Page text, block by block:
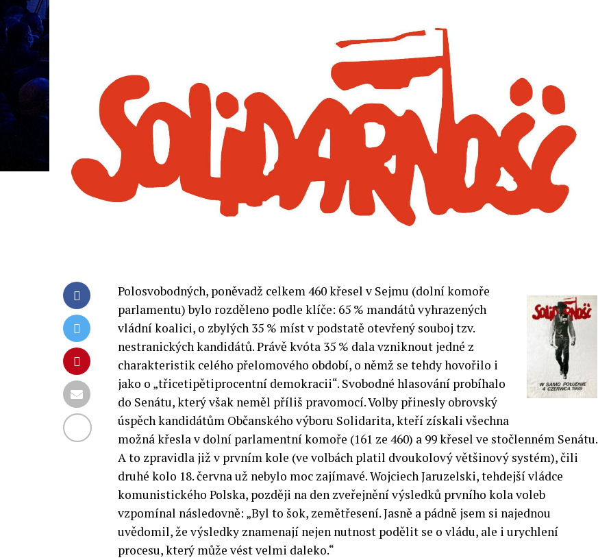
Polosvobodných, poněvadž celkem 460 křesel v Sejmu (dolní komoře
parlamentu) bylo rozděleno podle klíče: 65 % mandátů vyhrazených
vládní koalici, o zbylých 35 % míst v podstatě otevřený souboj tzv.
nestranických kandidátů. Právě kvóta 35 % dala vzniknout jedné z
charakteristik celého přelomového období, o němž se tehdy hovořilo i
jako o „třicetipětiprocentní demokracii“. Svobodné hlasování probíhalo
do Senátu, který však neměl příliš pravomocí. Volby přinesly obrovský
úspěch kandidátům Občanského výboru Solidarita, kteří získali všechna
možná křesla v dolní parlamentní komoře (161 ze 460) a 99 křesel ve stočlenném Senátu.
A to zpravidla již v prvním kole (ve volbách platil dvoukolový většinový systém), čili
druhé kolo 18. června už nebylo moc zajímavé. Wojciech Jaruzelski, tehdejší vládce
komunistického Polska, později na den zveřejnění výsledků prvního kola voleb
vzpomínal následovně: „Byl to šok, zemětřesení. Jasně a pádně jsem si najednou
uvědomil, že výsledky znamenají nejen nutnost podělit se o vládu, ale i urychlení
procesu, který může vést velmi daleko.“